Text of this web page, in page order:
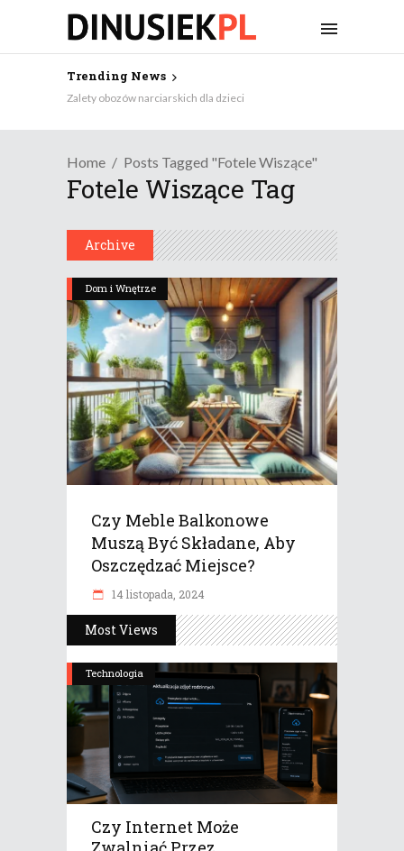
Trending News
Zalety obozów narciarskich dla dzieci
Home Posts Tagged "fotele Wiszące"
Fotele Wiszące Tag
Archive
Dom i Wnętrze
Czy Meble Balkonowe
Muszą Być Składane, Aby
Oszczędzać Miejsce?
14 listopada, 2024
Most Views
Technologia
Czy Internet Może